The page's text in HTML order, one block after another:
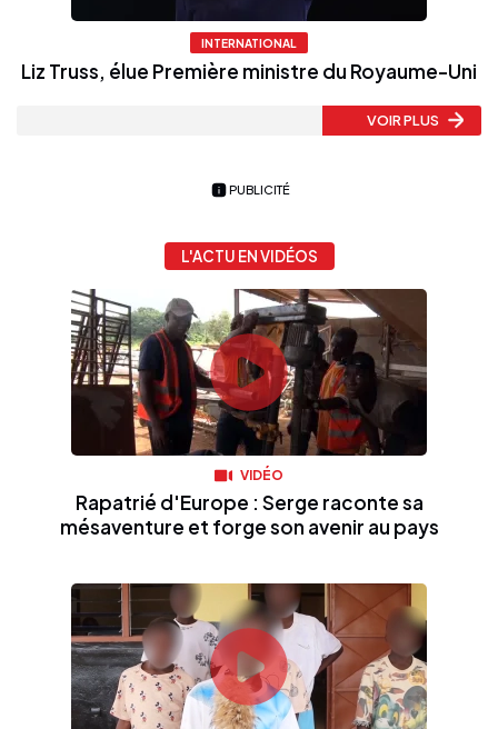
INTERNATIONAL
Liz Truss, élue Première ministre du Royaume-Uni
VOIR PLUS
PUBLICITÉ
L'ACTU EN VIDÉOS
VIDÉO
Rapatrié d'Europe : Serge raconte sa
mésaventure et forge son avenir au pays